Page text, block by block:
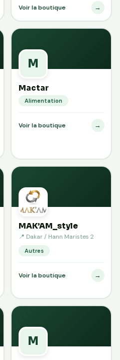
Voir la boutique →
M
Mactar
Alimentation
Voir la boutique →
MAK’AM_style
📍 Dakar / Hann Maristes 2
Autres
Voir la boutique →
M